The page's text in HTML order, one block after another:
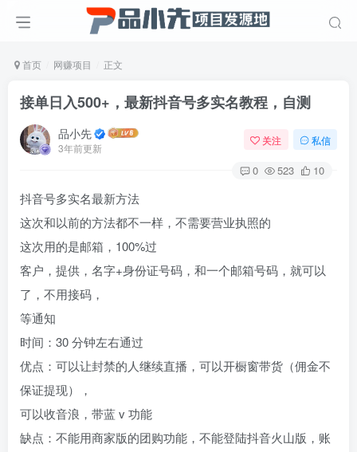
首页 网赚项目 正文
接单日入500+，最新抖音号多实名教程，自测
品小先
3年前更新
关注 私信
0 523 10
抖音号多实名最新方法
这次和以前的方法都不一样，不需要营业执照的
这次用的是邮箱， 100%过
客户 ， 提供 ， 名字+身份证号码 ， 和一个邮箱号码 ， 就可以
了 ， 不用接码 ，
等通知
时间： 30分钟左右通过
优点 ： 可以让封禁的人继续直播 ， 可以开橱窗带货 （佣金不
保证提现）
，
可以收音浪，带蓝v 功能
缺点：不能用商家版的团购功能，不能登陆抖音火山版，账